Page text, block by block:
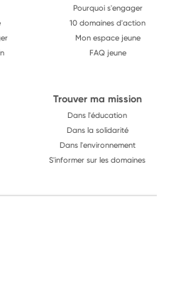
Pourquoi s'engager
10 domaines d'action
Mon espace jeune
FAQ jeune
Trouver ma mission
Dans l'éducation
Dans la solidarité
Dans l'environnement
S'informer sur les domaines